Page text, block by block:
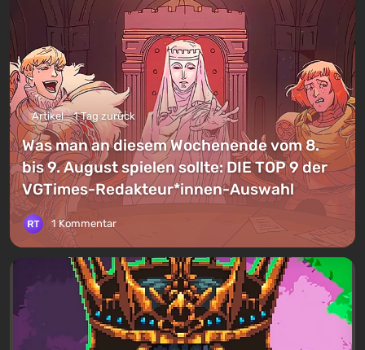
Artikel 1 Tag zurück
Was man an diesem Wochenende vom 8.
bis 9. August spielen sollte: DIE TOP 9 der
VGTimes-Redakteur*innen-Auswahl
1 Kommentar